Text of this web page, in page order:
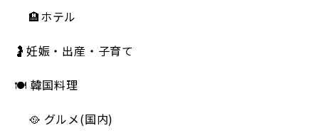
🏨ホテル
🤰妊娠・出産・子育て
🍽 韓国料理
🥘 グルメ(国内)